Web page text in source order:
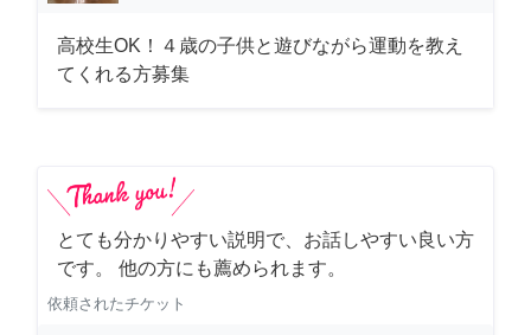
高校生OK！４歳の子供と遊びながら運動を教え
てくれる方募集
とても分かりやすい説明で、お話しやすい良い方
です。 他の方にも薦められます。
依頼されたチケット